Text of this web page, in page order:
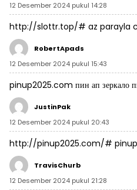
12 Desember 2024 pukul 14:28
http://slottr.top/# az parayla
RobertApads
12 Desember 2024 pukul 15:43
pinup2025.com пин ап зеркало
JustinPak
12 Desember 2024 pukul 20:43
http://pinup2025.com/#
TravisChurb
12 Desember 2024 pukul 21:28